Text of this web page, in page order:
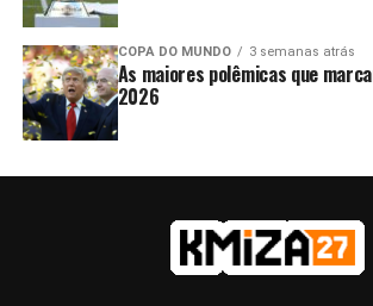
COPA DO MUNDO 3 semanas atrás
As maiores polêmicas que
2026